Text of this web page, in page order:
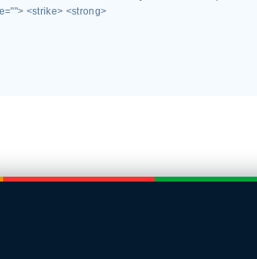
<strike> <strong>